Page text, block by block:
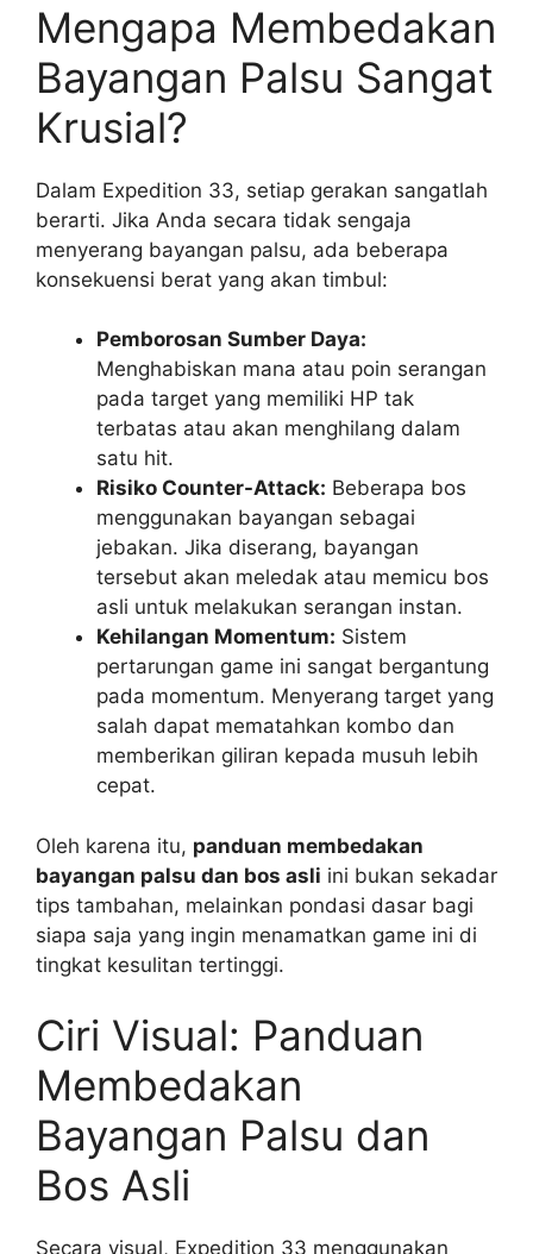
Mengapa Membedakan
Bayangan Palsu Sangat
Krusial?
Dalam Expedition 33, setiap gerakan sangatlah
berarti. Jika Anda secara tidak sengaja
menyerang bayangan palsu, ada beberapa
konsekuensi berat yang akan timbul:
Pemborosan Sumber Daya:
Menghabiskan mana atau poin serangan
pada target yang memiliki HP tak
terbatas atau akan menghilang dalam
satu hit.
Risiko Counter-Attack: Beberapa bos
menggunakan bayangan sebagai
jebakan. Jika diserang, bayangan
tersebut akan meledak atau memicu bos
asli untuk melakukan serangan instan.
Kehilangan Momentum: Sistem
pertarungan game ini sangat bergantung
pada momentum. Menyerang target yang
salah dapat mematahkan kombo dan
memberikan giliran kepada musuh lebih
cepat.
Oleh karena itu, panduan membedakan
bayangan palsu dan bos asli ini bukan sekadar
tips tambahan, melainkan pondasi dasar bagi
siapa saja yang ingin menamatkan game ini di
tingkat kesulitan tertinggi.
Ciri Visual: Panduan
Membedakan
Bayangan Palsu dan
Bos Asli
Secara visual, Expedition 33 menggunakan